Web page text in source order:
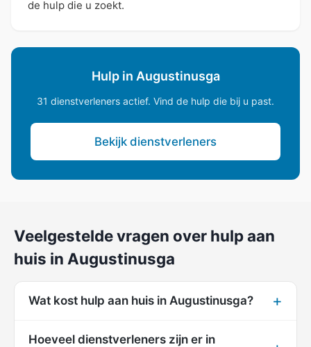
de hulp die u zoekt.
Hulp in Augustinusga
31 dienstverleners actief. Vind de hulp die bij u past.
Bekijk dienstverleners
Veelgestelde vragen over hulp aan
huis in Augustinusga
Wat kost hulp aan huis in Augustinusga?
Hoeveel dienstverleners zijn er in